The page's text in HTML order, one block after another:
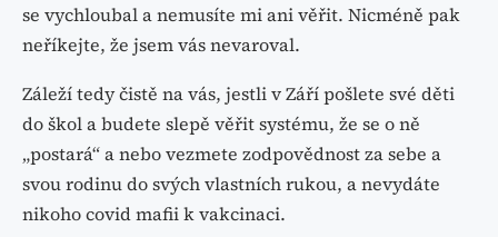
se vychloubal a nemusíte mi ani věřit. Nicméně pak
neříkejte, že jsem vás nevaroval.
Záleží tedy čistě na vás, jestli v Září pošlete své děti
do škol a budete slepě věřit systému, že se o ně
„postará“ a nebo vezmete zodpovědnost za sebe a
svou rodinu do svých vlastních rukou, a nevydáte
nikoho covid mafii k vakcinaci.